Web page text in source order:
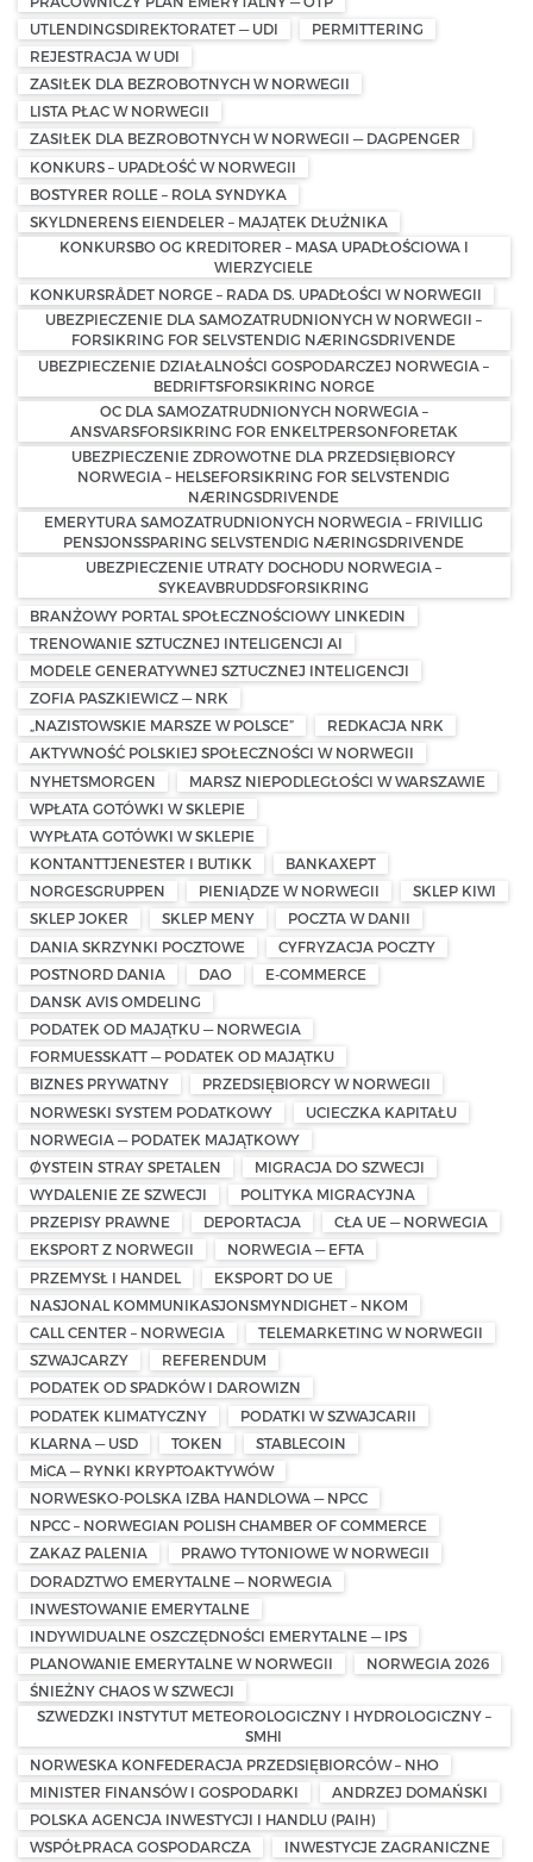
UTLENDINGSDIREKTORATET — UDI
PERMITTERING
REJESTRACJA W UDI
ZASIŁEK DLA BEZROBOTNYCH W NORWEGII
LISTA PŁAC W NORWEGII
ZASIŁEK DLA BEZROBOTNYCH W NORWEGII — DAGPENGER
KONKURS – UPADŁOŚĆ W NORWEGII
BOSTYRER ROLLE – ROLA SYNDYKA
SKYLDNERENS EIENDELER – MAJĄTEK DŁUŻNIKA
KONKURSBO OG KREDITORER – MASA UPADŁOŚCIOWA I
WIERZYCIELE
KONKURSRÅDET NORGE – RADA DS. UPADŁOŚCI W NORWEGII
UBEZPIECZENIE DLA SAMOZATRUDNIONYCH W NORWEGII –
FORSIKRING FOR SELVSTENDIG NÆRINGSDRIVENDE
UBEZPIECZENIE DZIAŁALNOŚCI GOSPODARCZEJ NORWEGIA –
BEDRIFTSFORSIKRING NORGE
OC DLA SAMOZATRUDNIONYCH NORWEGIA –
ANSVARSFORSIKRING FOR ENKELTPERSONFORETAK
UBEZPIECZENIE ZDROWOTNE DLA PRZEDSIĘBIORCY
NORWEGIA – HELSEFORSIKRING FOR SELVSTENDIG
NÆRINGSDRIVENDE
EMERYTURA SAMOZATRUDNIONYCH NORWEGIA – FRIVILLIG
PENSJONSSPARING SELVSTENDIG NÆRINGSDRIVENDE
UBEZPIECZENIE UTRATY DOCHODU NORWEGIA –
SYKEAVBRUDDSFORSIKRING
BRANŻOWY PORTAL SPOŁECZNOŚCIOWY LINKEDIN
TRENOWANIE SZTUCZNEJ INTELIGENCJI AI
MODELE GENERATYWNEJ SZTUCZNEJ INTELIGENCJI
ZOFIA PASZKIEWICZ — NRK
„NAZISTOWSKIE MARSZE W POLSCE”
REDKACJA NRK
AKTYWNOŚĆ POLSKIEJ SPOŁECZNOŚCI W NORWEGII
NYHETSMORGEN
MARSZ NIEPODLEGŁOŚCI W WARSZAWIE
WPŁATA GOTÓWKI W SKLEPIE
WYPŁATA GOTÓWKI W SKLEPIE
KONTANTTJENESTER I BUTIKK
BANKAXEPT
NORGESGRUPPEN
PIENIĄDZE W NORWEGII
SKLEP KIWI
SKLEP JOKER
SKLEP MENY
POCZTA W DANII
DANIA SKRZYNKI POCZTOWE
CYFRYZACJA POCZTY
POSTNORD DANIA
DAO
E-COMMERCE
DANSK AVIS OMDELING
PODATEK OD MAJĄTKU — NORWEGIA
FORMUESSKATT — PODATEK OD MAJĄTKU
BIZNES PRYWATNY
PRZEDSIĘBIORCY W NORWEGII
NORWESKI SYSTEM PODATKOWY
UCIECZKA KAPITAŁU
NORWEGIA — PODATEK MAJĄTKOWY
ØYSTEIN STRAY SPETALEN
MIGRACJA DO SZWECJI
WYDALENIE ZE SZWECJI
POLITYKA MIGRACYJNA
PRZEPISY PRAWNE
DEPORTACJA
CŁA UE — NORWEGIA
EKSPORT Z NORWEGII
NORWEGIA — EFTA
PRZEMYSŁ I HANDEL
EKSPORT DO UE
NASJONAL KOMMUNIKASJONSMYNDIGHET – NKOM
CALL CENTER – NORWEGIA
TELEMARKETING W NORWEGII
SZWAJCARZY
REFERENDUM
PODATEK OD SPADKÓW I DAROWIZN
PODATEK KLIMATYCZNY
PODATKI W SZWAJCARII
KLARNA — USD
TOKEN
STABLECOIN
MiCA — RYNKI KRYPTOAKTYWÓW
NORWESKO-POLSKA IZBA HANDLOWA — NPCC
NPCC – NORWEGIAN POLISH CHAMBER OF COMMERCE
ZAKAZ PALENIA
PRAWO TYTONIOWE W NORWEGII
DORADZTWO EMERYTALNE — NORWEGIA
INWESTOWANIE EMERYTALNE
INDYWIDUALNE OSZCZĘDNOŚCI EMERYTALNE — IPS
PLANOWANIE EMERYTALNE W NORWEGII
NORWEGIA 2026
ŚNIEŻNY CHAOS W SZWECJI
SZWEDZKI INSTYTUT METEOROLOGICZNY I HYDROLOGICZNY –
SMHI
NORWESKA KONFEDERACJA PRZEDSIĘBIORCÓW – NHO
MINISTER FINANSÓW I GOSPODARKI
ANDRZEJ DOMAŃSKI
POLSKA AGENCJA INWESTYCJI I HANDLU (PAIH)
WSPÓŁPRACA GOSPODARCZA
INWESTYCJE ZAGRANICZNE